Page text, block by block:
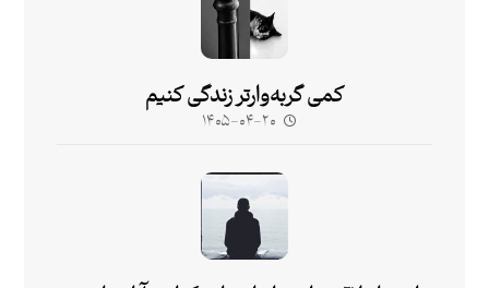
کمی گربه‌وارتر زندگی کنیم
۱۴۰۵-۰۴-۲۰